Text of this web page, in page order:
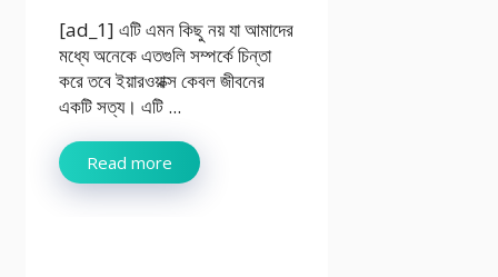
[ad_1] এটি এমন কিছু নয় যা আমাদের
মধ্যে অনেকে এতগুলি সম্পর্কে চিন্তা
করে তবে ইয়ারওয়াক্স কেবল জীবনের
একটি সত্য। এটি ...
Read more